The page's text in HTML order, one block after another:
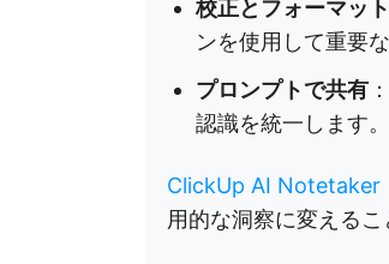
校正とフォーマット
ンを使用して重要
プロンプトで共有
認識を統一します。
ClickUp AI Notetaker
用的な洞察に変えるこ